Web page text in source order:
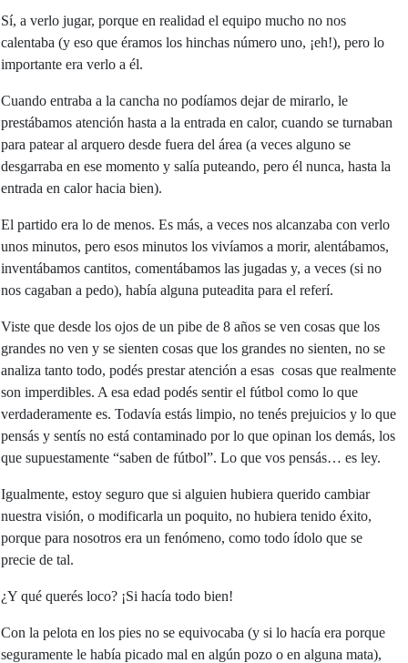
Sí, a verlo jugar, porque en realidad el equipo mucho no nos
calentaba (y eso que éramos los hinchas número uno, ¡eh!), pero lo
importante era verlo a él.
Cuando entraba a la cancha no podíamos dejar de mirarlo, le
prestábamos atención hasta a la entrada en calor, cuando se turnaban
para patear al arquero desde fuera del área (a veces alguno se
desgarraba en ese momento y salía puteando, pero él nunca, hasta la
entrada en calor hacia bien).
El partido era lo de menos. Es más, a veces nos alcanzaba con verlo
unos minutos, pero esos minutos los vivíamos a morir, alentábamos,
inventábamos cantitos, comentábamos las jugadas y, a veces (si no
nos cagaban a pedo), había alguna puteadita para el referí.
Viste que desde los ojos de un pibe de 8 años se ven cosas que los
grandes no ven y se sienten cosas que los grandes no sienten, no se
analiza tanto todo, podés prestar atención a esas cosas que realmente
son imperdibles. A esa edad podés sentir el fútbol como lo que
verdaderamente es. Todavía estás limpio, no tenés prejuicios y lo que
pensás y sentís no está contaminado por lo que opinan los demás, los
que supuestamente “saben de fútbol”. Lo que vos pensás… es ley.
Igualmente, estoy seguro que si alguien hubiera querido cambiar
nuestra visión, o modificarla un poquito, no hubiera tenido éxito,
porque para nosotros era un fenómeno, como todo ídolo que se
precie de tal.
¿Y qué querés loco? ¡Si hacía todo bien!
Con la pelota en los pies no se equivocaba (y si lo hacía era porque
seguramente le había picado mal en algún pozo o en alguna mata),